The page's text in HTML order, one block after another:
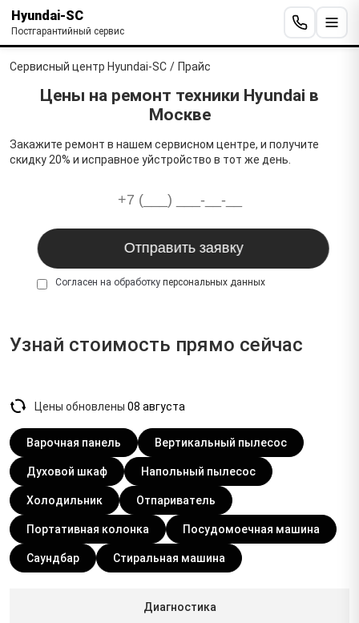
Hyundai-SC
Постгарантийный сервис
Сервисный центр Hyundai-SC / Прайс
Цены на ремонт техники Hyundai в
Москве
Закажите ремонт в нашем сервисном центре, и получите
скидку 20% и исправное уйстройство в тот же день.
Согласен на обработку персональных данных
Узнай стоимость прямо сейчас
Цены обновлены 08 августа
Варочная панель Вертикальный пылесос
Духовой шкаф Напольный пылесос
Холодильник Отпариватель
Портативная колонка Посудомоечная машина
Саундбар Стиральная машина
Диагностика